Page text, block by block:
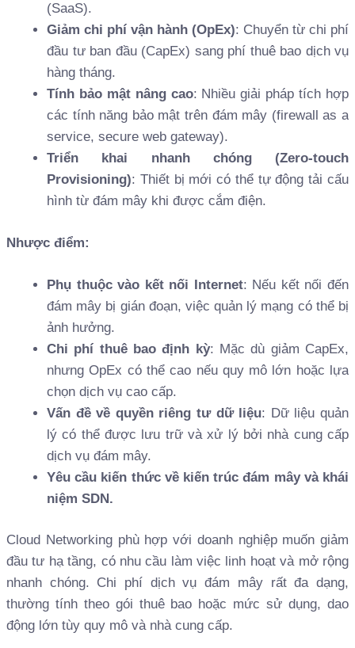
(SaaS).
Giảm chi phí vận hành (OpEx): Chuyển từ chi phí
đầu tư ban đầu (CapEx) sang phí thuê bao dịch vụ
hàng tháng.
Tính bảo mật nâng cao: Nhiều giải pháp tích hợp
các tính năng bảo mật trên đám mây (firewall as a
service, secure web gateway).
Triển khai nhanh chóng (Zero-touch
Provisioning): Thiết bị mới có thể tự động tải cấu
hình từ đám mây khi được cắm điện.
Nhược điểm:
Phụ thuộc vào kết nối Internet: Nếu kết nối đến
đám mây bị gián đoạn, việc quản lý mạng có thể bị
ảnh hưởng.
Chi phí thuê bao định kỳ: Mặc dù giảm CapEx,
nhưng OpEx có thể cao nếu quy mô lớn hoặc lựa
chọn dịch vụ cao cấp.
Vấn đề về quyền riêng tư dữ liệu: Dữ liệu quản
lý có thể được lưu trữ và xử lý bởi nhà cung cấp
dịch vụ đám mây.
Yêu cầu kiến thức về kiến trúc đám mây và khái
niệm SDN.
Cloud Networking phù hợp với doanh nghiệp muốn giảm
đầu tư hạ tầng, có nhu cầu làm việc linh hoạt và mở rộng
nhanh chóng. Chi phí dịch vụ đám mây rất đa dạng,
thường tính theo gói thuê bao hoặc mức sử dụng, dao
động lớn tùy quy mô và nhà cung cấp.